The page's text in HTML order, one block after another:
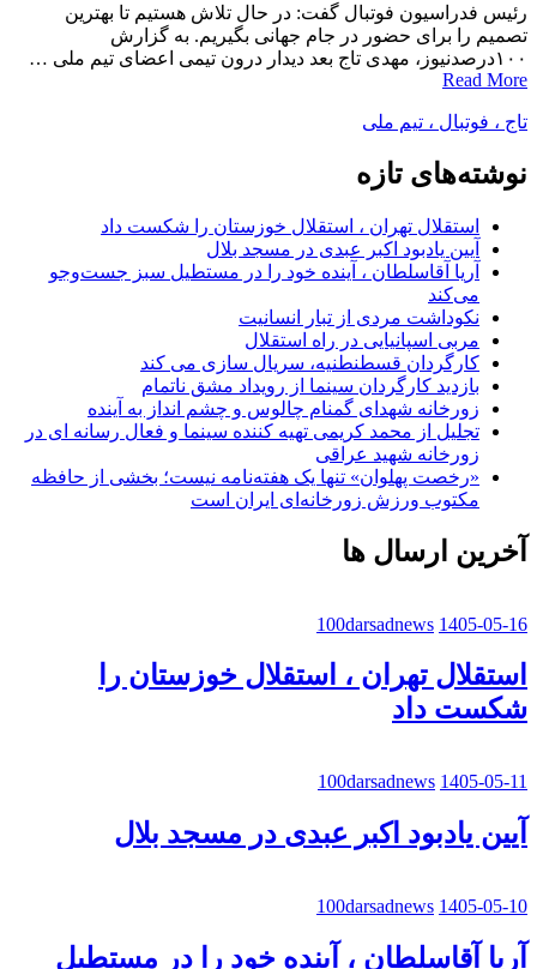
رئیس فدراسیون فوتبال گفت: در حال تلاش هستیم تا بهترین
تصمیم را برای حضور در جام جهانی بگیریم. به گزارش
۱۰۰درصدنیوز، مهدی تاج بعد دیدار درون تیمی اعضای تیم ملی …
Read More
تاج ، فوتبال ، تیم ملی
نوشته‌های تازه
استقلال تهران ، استقلال خوزستان را شکست داد
آیین یادبود اکبر عبدی در مسجد بلال
آریا آقاسلطان ، آینده خود را در مستطیل سبز جست‌وجو
می‌کند
نکوداشت مردی از تبار انسانیت
مربی اسپانیایی در راه استقلال
کارگردان قسطنطنیه، سریال سازی می کند
بازدید کارگردان سینما از رویداد مشق ناتمام
زورخانه شهدای گمنام چالوس و چشم انداز به آینده
تجلیل از محمد کریمی تهیه کننده سینما و فعال رسانه ای در
زورخانه شهید عراقی
«رخصت پهلوان» تنها یک هفته‌نامه نیست؛ بخشی از حافظه
مکتوب ورزش زورخانه‌ای ایران است
آخرین ارسال ها
100darsadnews 1405-05-16
استقلال تهران ، استقلال خوزستان را
شکست داد
100darsadnews 1405-05-11
آیین یادبود اکبر عبدی در مسجد بلال
100darsadnews 1405-05-10
آریا آقاسلطان ، آینده خود را در مستطیل